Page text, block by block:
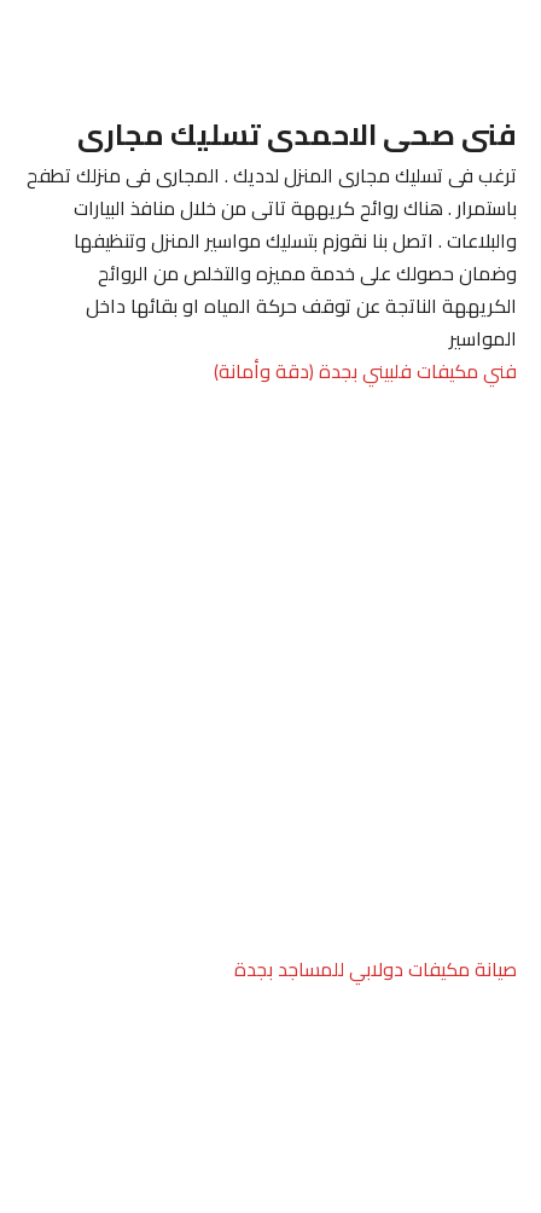
فنى صحى الاحمدى تسليك مجارى
ترغب فى تسليك مجارى المنزل لدديك . المجارى فى منزلك تطفح
باستمرار . هناك روائح كريههة تاتى من خلال منافذ البيارات
والبلاعات . اتصل بنا نقوزم بتسليك مواسير المنزل وتنظيفها
وضمان حصولك على خدمة مميزه والتخلص من الروائح
الكريههة الناتجة عن توقف حركة المياه او بقائها داخل
المواسير
فني مكيفات فلبيني بجدة (دقة وأمانة)
صيانة مكيفات دولابي للمساجد بجدة